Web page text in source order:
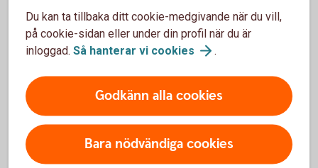
Räkna på bolån
Ändra ditt bolån
Du kan ta tillbaka ditt cookie-medgivande när du vill,
på cookie-sidan eller under din profil när du är
inloggad. Så hanterar vi cookies .
Godkänn alla cookies
Bara nödvändiga cookies